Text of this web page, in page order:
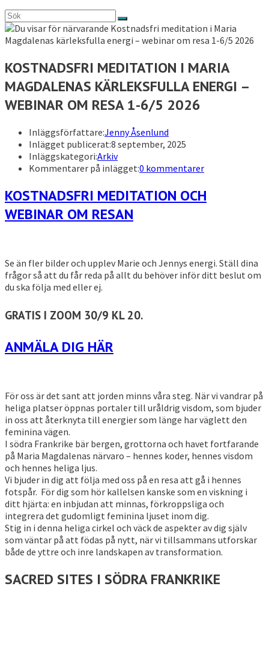
KOSTNADSFRI MEDITATION I MARIA
MAGDALENAS KÄRLEKSFULLA ENERGI –
WEBINAR OM RESA 1-6/5 2026
Inläggsförfattare:Jenny Åsenlund
Inlägget publicerat:8 september, 2025
Inläggskategori:Arkiv
Kommentarer på inlägget:0 kommentarer
KOSTNADSFRI MEDITATION OCH
WEBINAR OM RESAN
Se än fler bilder och upplev Marie och Jennys energi. Ställ dina
frågor så att du får reda på allt du behöver inför ditt beslut om
du ska följa med eller ej.
GRATIS I ZOOM 30/9 KL 20.
ANMÄLA DIG HÄR
För oss är det sant att jorden minns våra steg. När vi vandrar på
heliga platser öppnas portaler till uråldrig visdom, som bjuder
in oss att återknyta till energier som länge har väglett den
feminina vägen.
I södra Frankrike bär bergen, grottorna och havet fortfarande
på Maria Magdalenas närvaro – hennes koder, hennes visdom
och hennes heliga ljus.
Vi bjuder in dig att följa med oss på en resa att gå i hennes
fotspår. För dig som hör kallelsen kanske som en viskning i
ditt hjärta: en inbjudan att minnas, förkroppsliga och
integrera det gudomligt feminina ljuset inom dig.
Stig in i denna heliga cirkel och väck de aspekter av dig själv
som väntar på att födas på nytt, när vi tillsammans utforskar
både de yttre och inre landskapen av transformation.
SACRED SITES I SÖDRA FRANKRIKE